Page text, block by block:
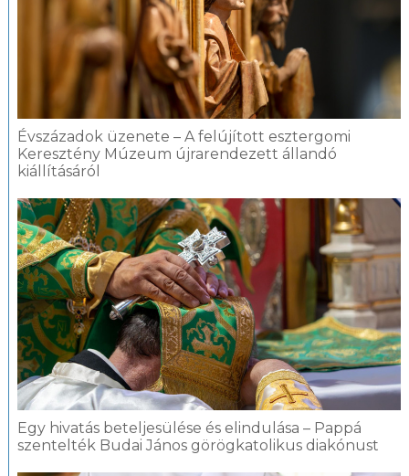
Évszázadok üzenete – A felújított esztergomi
Keresztény Múzeum újrarendezett állandó
kiállításáról
Egy hivatás beteljesülése és elindulása – Pappá
szentelték Budai János görögkatolikus diakónust